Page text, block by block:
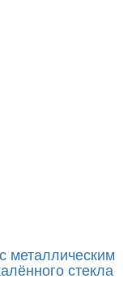
металлическим
стекла